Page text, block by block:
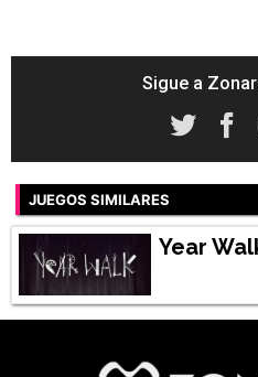
Sigue a
JUEGOS SIMILARES
Year